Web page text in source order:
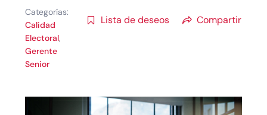
Categorías:
Calidad
Electoral,
Gerente
Senior
Lista de deseos Compartir